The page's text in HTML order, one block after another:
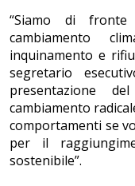
“Siamo di
cambiamento
inquinamento e
segretario
presentazione
cambiamento
comportamenti se
per il
sostenibile”.